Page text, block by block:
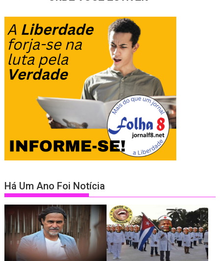
Há Um Ano Foi Notícia